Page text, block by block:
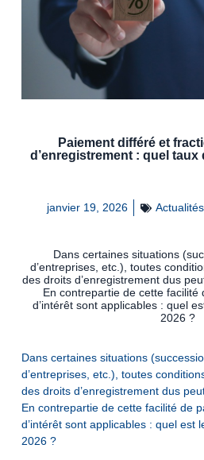
Paiement différé et
d’enregistrement : quel taux
janvier 19, 2026 Actualités
Dans certaines situations
d’entreprises, etc.), toutes
des droits d’enregistrement dus
En contrepartie de cette facilité
d’intérêt sont applicables : quel
2026 ?
Dans certaines situations
d’entreprises, etc.), toutes
des droits d’enregistrement dus
En contrepartie de cette facilité de
d’intérêt sont applicables : quel est
2026 ?